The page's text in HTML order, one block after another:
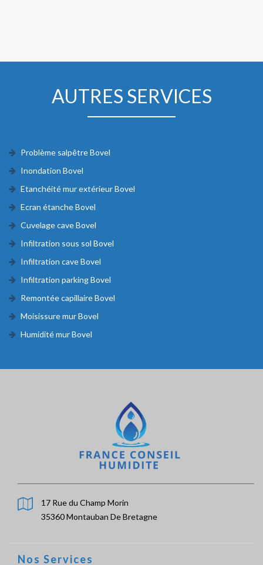
AUTRES SERVICES
Problème salpêtre Bovel
Inondation Bovel
Etanchéité mur extérieur Bovel
Ecran étanche Bovel
Cuvelage cave Bovel
Infiltration sous sol Bovel
Infiltration cave Bovel
Infiltration parking Bovel
Remontée capillaire Bovel
Moisissure mur Bovel
Humidité mur Bovel
17 Rue du Champ Morin
35360 Montauban De Bretagne
Nos Services